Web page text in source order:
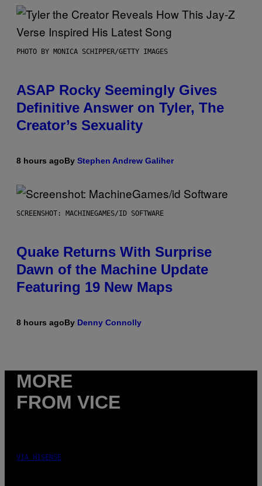
PHOTO BY MONICA SCHIPPER/GETTY IMAGES
ASAP Rocky Seemingly Gives
Definitive Answer on Tyler, The
Creator’s Sexuality
8 hours agoBy Stephen Andrew Galiher
SCREENSHOT: MACHINEGAMES/ID SOFTWARE
Quake Returns With Surprise
Dawn of the Machine Update
Featuring 19 New Maps
8 hours agoBy Denny Connolly
MORE
FROM VICE
VIA HISENSE